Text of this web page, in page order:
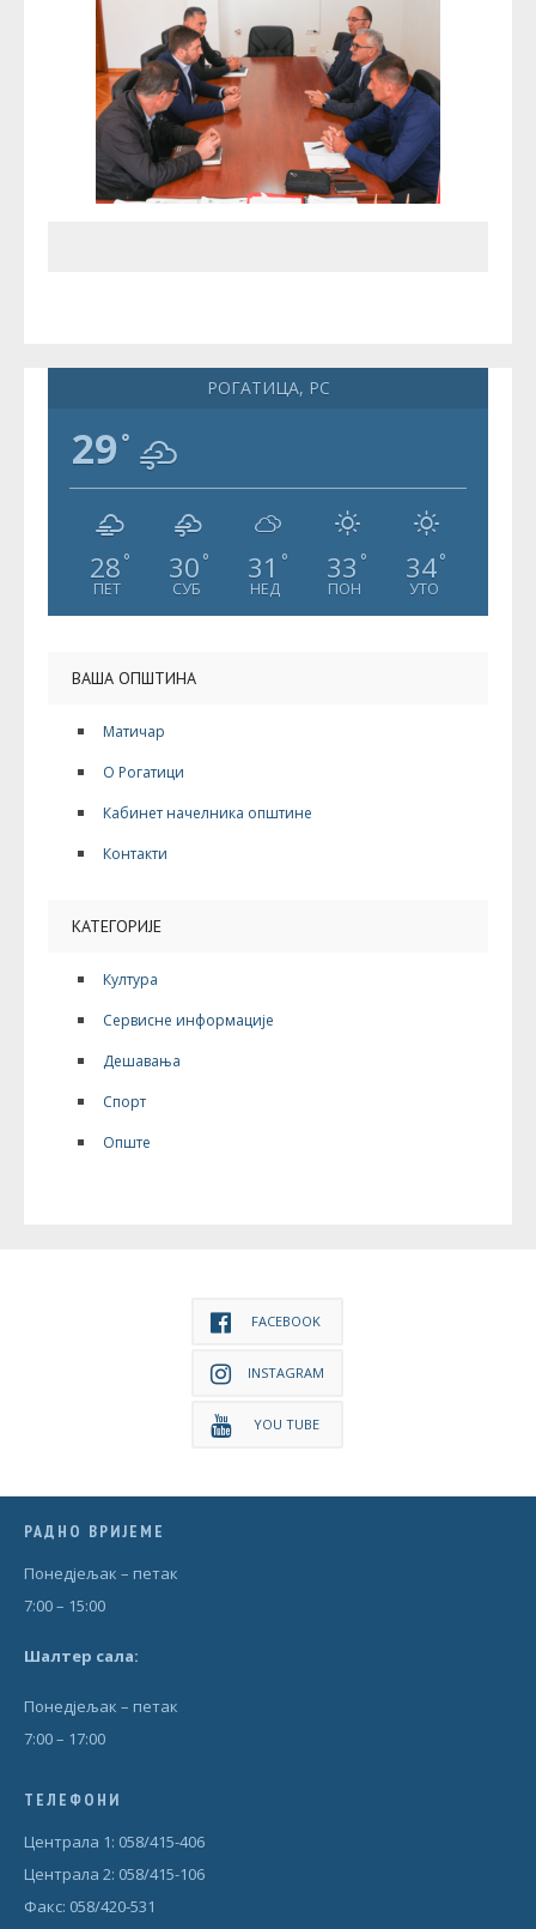
РОГАТИЦА, РС
29 °
28 °
ПЕТ
30 °
СУБ
31 °
НЕД
33 °
ПОН
34°
УТО
ВАША ОПШТИНА
Матичар
О Рогатици
Кабинет начелника општине
Контакти
КАТЕГОРИЈЕ
Култура
Сервисне информације
Дешавања
Спорт
Опште
FACEBOOK
INSTAGRAM
YOU TUBE
РАДНО ВРИЈЕМЕ
Понедjељак – петак
7:00 – 15:00
Шалтер сала:
Понедjељак – петак
7:00 – 17:00
ТЕЛЕФОНИ
Централа 1: 058/415-406
Централа 2: 058/415-106
Факс: 058/420-531